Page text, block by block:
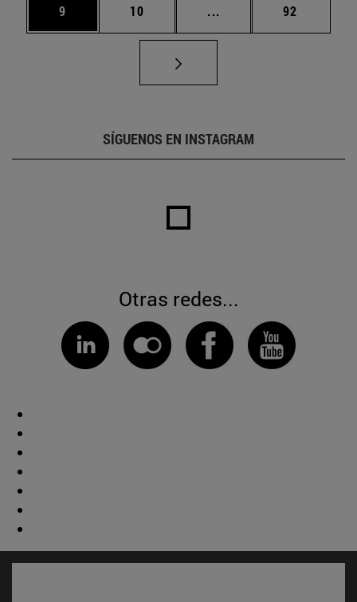
Página
9 Página
10 ... Páginas intermedias
Página
92
SÍGUENOS EN INSTAGRAM
Otras redes...